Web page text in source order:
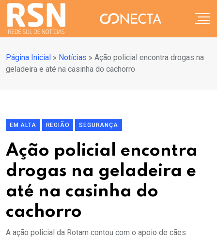
Página Inicial » Notícias » Ação policial encontra drogas na
geladeira e até na casinha do cachorro
EM ALTA REGIÃO SEGURANÇA
Ação policial encontra
drogas na geladeira e
até na casinha do
cachorro
A ação policial da Rotam contou com o apoio de cães